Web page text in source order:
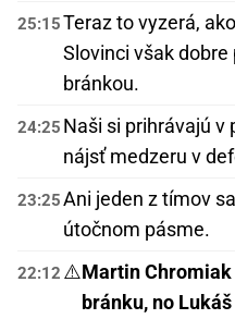
25:15Teraz to vyzerá,
Slovinci však
bránkou.
24:25 Naši si prihrávajú v
nájsť medzeru v
23:25Ani jeden z tímov
útočnom pásme.
22:12 ⚠️Martin
bránku, no